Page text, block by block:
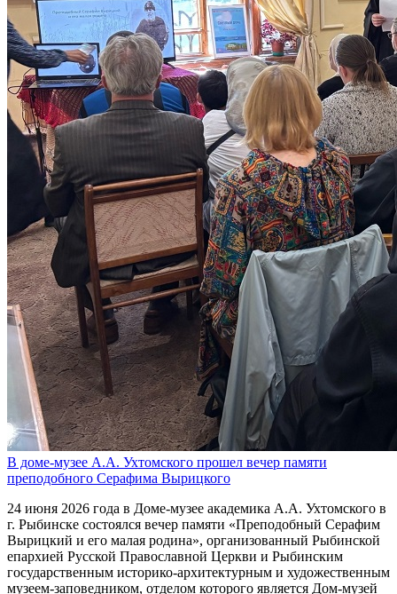
В доме-музее А.А. Ухтомского прошел вечер памяти
преподобного Серафима Вырицкого
24 июня 2026 года в Доме-музее академика А.А. Ухтомского в
г. Рыбинске состоялся вечер памяти «Преподобный Серафим
Вырицкий и его малая родина», организованный Рыбинской
епархией Русской Православной Церкви и Рыбинским
государственным историко-архитектурным и художественным
музеем-заповедником, отделом которого является Дом-музей